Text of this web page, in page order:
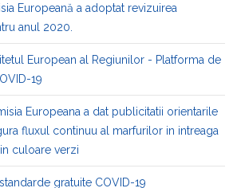
Europeană a adoptat revizuirea
anul 2020.
European al Regiunilor - Platforma de
19
Europeana a dat publicitatii orientarile
fluxul continuu al marfurilor in intreaga
culoare verzi
gratuite COVID-19